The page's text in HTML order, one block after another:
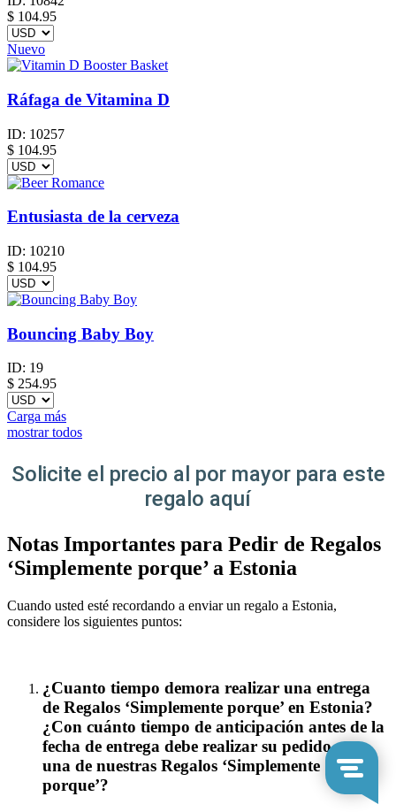
$ 104.95
Nuevo
Ráfaga de Vitamina D
ID: 10257
$ 104.95
Entusiasta de la cerveza
ID: 10210
$ 104.95
Bouncing Baby Boy
ID: 19
$ 254.95
Carga más
mostrar todos
Solicite el precio al por mayor para este
regalo aquí
Notas Importantes para Pedir de Regalos
‘Simplemente porque’ a Estonia
Cuando usted esté recordando a enviar un regalo a Estonia,
considere los siguientes puntos:
¿Cuanto tiempo demora realizar una entrega
de Regalos ‘Simplemente porque’ en Estonia?
¿Con cuánto tiempo de anticipación antes de la
fecha de entrega debe realizar su pedido para
una de nuestras Regalos ‘Simplemente
porque’?